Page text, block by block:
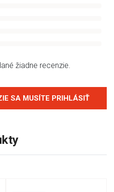
žiadne recenzie.
SA MUSÍTE PRIHLÁSIŤ